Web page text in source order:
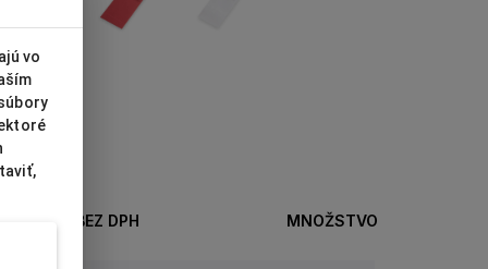
CENA BEZ DPH MNOŽSTVO
vo